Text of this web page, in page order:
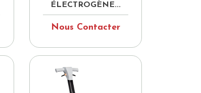
ÉLECTROGÈNE...
Nous Contacter